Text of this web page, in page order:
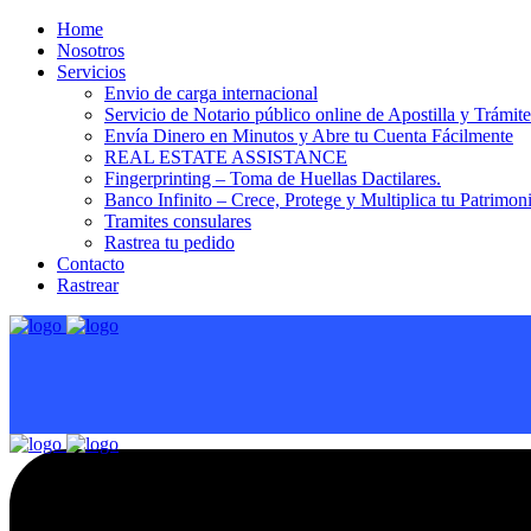
Home
Nosotros
Servicios
Envio de carga internacional
Servicio de Notario público online de Apostilla y
Envía Dinero en Minutos y Abre tu Cuenta Fácilmente
REAL ESTATE ASSISTANCE
Fingerprinting – Toma de Huellas Dactilares.
Banco Infinito – Crece, Protege y Multiplica tu
Tramites consulares
Rastrea tu pedido
Contacto
Rastrear